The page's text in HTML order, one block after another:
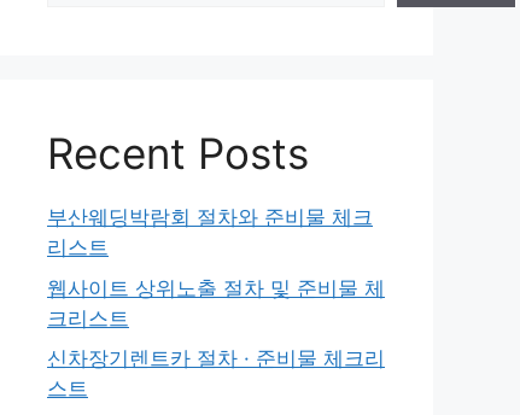
Recent Posts
부산웨딩박람회 절차와 준비물 체크
리스트
웹사이트 상위노출 절차 및 준비물 체
크리스트
신차장기렌트카 절차 · 준비물 체크리
스트